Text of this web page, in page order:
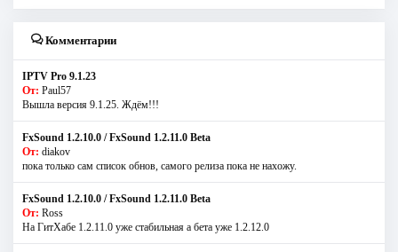
Комментарии
IPTV Pro 9.1.23
От: Paul57
Вышла версия 9.1.25. Ждём!!!
FxSound 1.2.10.0 / FxSound 1.2.11.0 Beta
От: diakov
пока только сам список обнов, самого релиза пока не нахожу.
FxSound 1.2.10.0 / FxSound 1.2.11.0 Beta
От: Ross
На ГитХабе 1.2.11.0 уже стабильная а бета уже 1.2.12.0